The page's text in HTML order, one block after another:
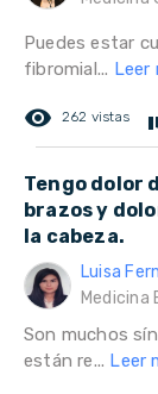
Puedes estar
fibromial... Leer
remove_red_eye 262 vistas
Tengo dolor
brazos y
la cabeza.
Luisa
Son muchos
están re... Leer